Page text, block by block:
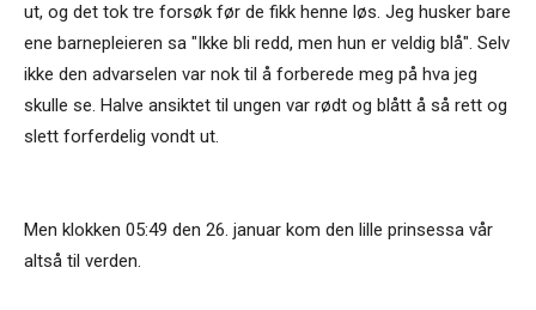
ut, og det tok tre forsøk før de fikk henne løs. Jeg husker bare
ene barnepleieren sa "Ikke bli redd, men hun er veldig blå". Selv
ikke den advarselen var nok til å forberede meg på hva jeg
skulle se. Halve ansiktet til ungen var rødt og blått å så rett og
slett forferdelig vondt ut.
Men klokken 05:49 den 26. januar kom den lille prinsessa vår
altså til verden.